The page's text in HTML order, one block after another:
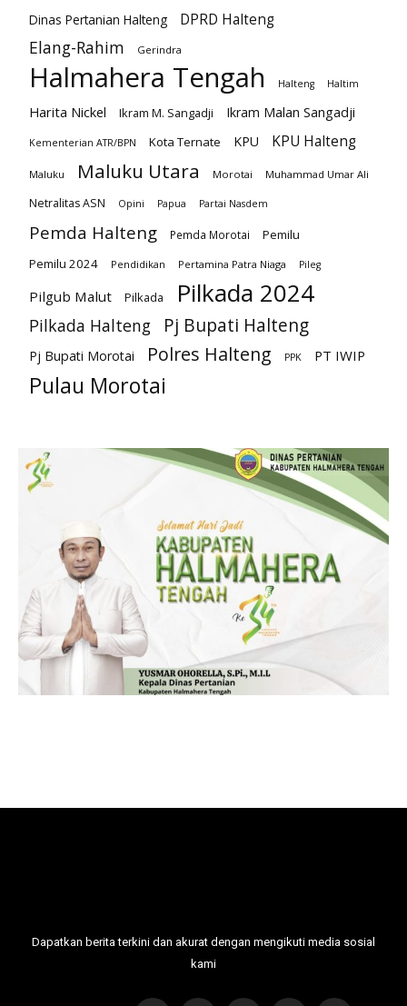
Dinas Pertanian Halteng
DPRD Halteng
Elang-Rahim Gerindra
Halmahera Tengah Halteng Haltim
Harita Nickel Ikram M. Sangadji Ikram Malan Sangadji
Kementerian ATR/BPN Kota Ternate KPU KPU Halteng
Maluku Maluku Utara Morotai Muhammad Umar Ali
Netralitas ASN Opini Papua Partai Nasdem
Pemda Halteng Pemda Morotai
Pemilu
Pemilu 2024
Pendidikan Pertamina Patra Niaga Pileg
Pilgub Malut Pilkada Pilkada 2024
Pilkada Halteng Pj Bupati Halteng
Pj Bupati Morotai Polres Halteng PPK PT IWIP
Pulau Morotai
Dapatkan berita terkini dan akurat dengan mengikuti media sosial
kami